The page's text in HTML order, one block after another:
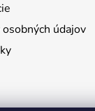
údajov